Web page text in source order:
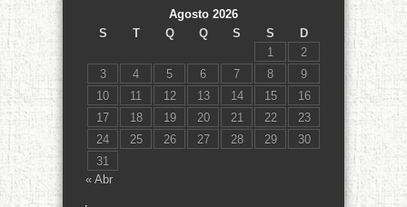
Agosto 2026
S
T Q Q S S
D
1
2
3
4 5 6 7 8
9
10
11 12 13 14 15
16
17
18 19 20 21 22
23
24
25 26 27 28 29
30
31
« Abr